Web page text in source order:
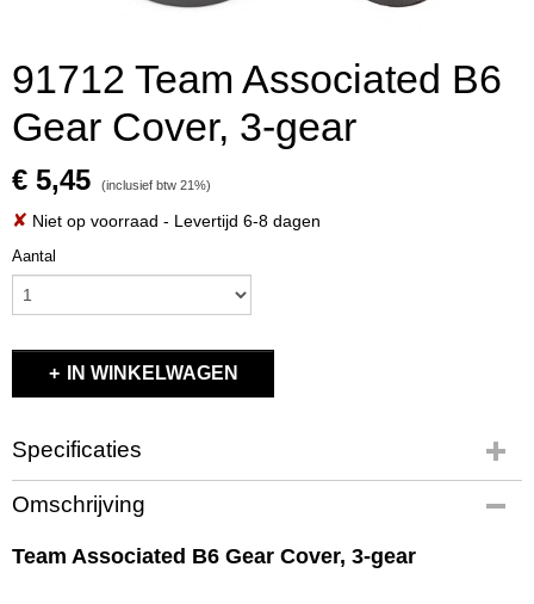
91712 Team Associated B6
Gear Cover, 3-gear
€ 5,45 (inclusief btw 21%)
✘ Niet op voorraad - Levertijd 6-8 dagen
Aantal
IN WINKELWAGEN
Specificaties
Productcode
91712
EAN code
Omschrijving
Team Associated B6 Gear Cover, 3-gear